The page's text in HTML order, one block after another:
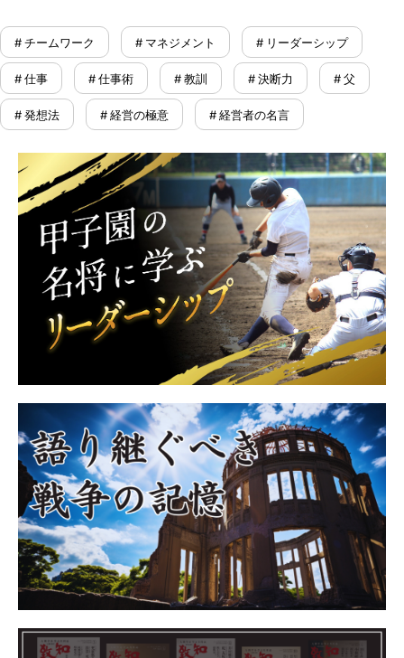
# チームワーク # マネジメント # リーダーシップ
# 仕事 # 仕事術 # 教訓 # 決断力 # 父
# 発想法 # 経営の極意 # 経営者の名言